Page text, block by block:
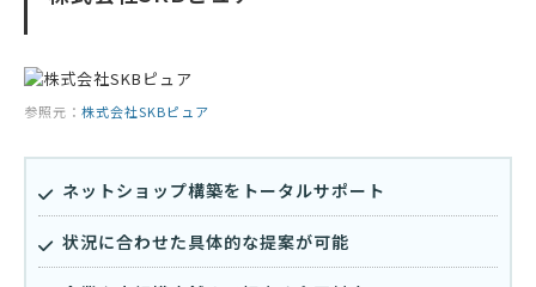
参照元： 株式会社SKBピュア
ネットショップ構築をトータルサポート
状況に合わせた具体的な提案が可能